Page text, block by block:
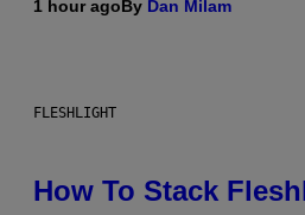
1 hour agoBy Dan Milam
FLESHLIGHT
How To Stack